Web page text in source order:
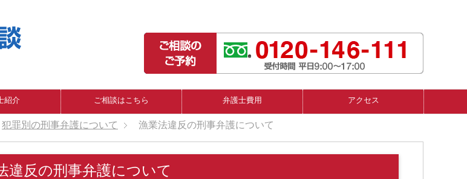
紹介 ご相談はこちら 弁護士費用 アクセス
犯罪別の刑事弁護について 漁業法違反の刑事弁護について
違反の刑事弁護について